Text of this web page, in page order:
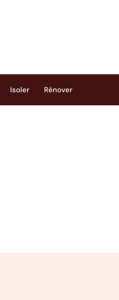
Isoler Rénover